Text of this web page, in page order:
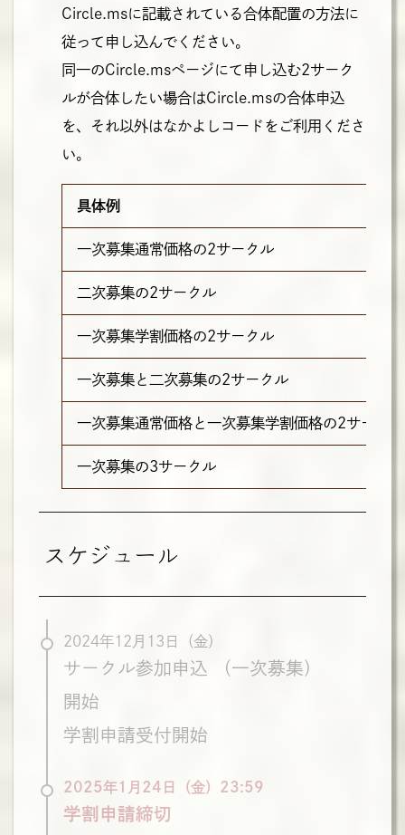
Circle.msに記載されている合体配置の方法に
従って申し込んでください。
同一のCircle.msページにて申し込む2サーク
ルが合体したい場合はCircle.msの合体申込
を、それ以外はなかよしコードをご利用くださ
い。
具体例
一次募集通常価格の2サークル
二次募集の2サークル
一次募集学割価格の2サークル
一次募集と二次募集の2サークル
一次募集通常価格と一次募集学割価格の2サークル
一次募集の3サークル
スケジュール
2024年12月13日（金）
サークル参加申込
（一次募集）
開始
学割申請受付開始
2025年1月24日（金）23:59
学割申請締切